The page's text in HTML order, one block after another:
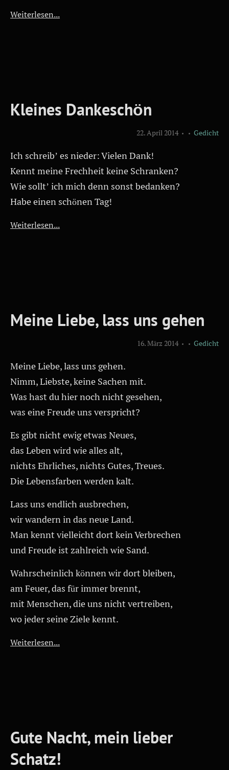
Weiterlesen...
Kleines Dankeschön
22. April 2014 Gedicht
Ich schreib’ es nieder: Vielen Dank!
Kennt meine Frechheit keine Schranken?
Wie sollt’ ich mich denn sonst bedanken?
Habe einen schönen Tag!
Weiterlesen...
Meine Liebe, lass uns gehen
16. März 2014 Gedicht
Meine Liebe, lass uns gehen.
Nimm, Liebste, keine Sachen mit.
Was hast du hier noch nicht gesehen,
was eine Freude uns verspricht?
Es gibt nicht ewig etwas Neues,
das Leben wird wie alles alt,
nichts Ehrliches, nichts Gutes, Treues.
Die Lebensfarben werden kalt.
Lass uns endlich ausbrechen,
wir wandern in das neue Land.
Man kennt vielleicht dort kein Verbrechen
und Freude ist zahlreich wie Sand.
Wahrscheinlich können wir dort bleiben,
am Feuer, das für immer brennt,
mit Menschen, die uns nicht vertreiben,
wo jeder seine Ziele kennt.
Weiterlesen...
Gute Nacht, mein lieber
Schatz!